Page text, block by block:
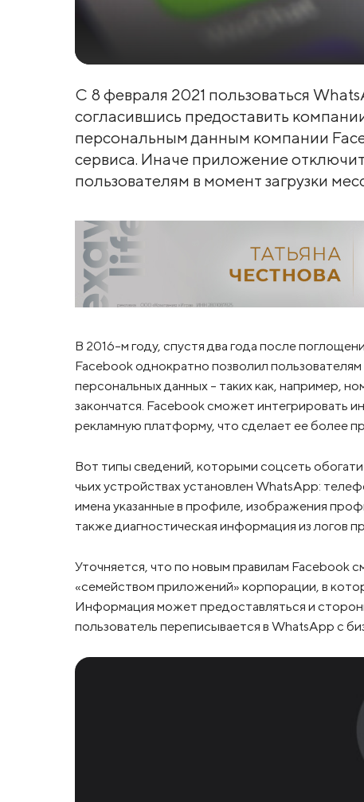
С 8 февраля 2021 пользоваться
согласившись предоставить
персональным данным компании
сервиса. Иначе приложение
пользователям в момент загрузки
В 2016-м году, спустя два года после
Facebook однократно позволил
персональных данных – таких как, например,
закончатся. Facebook сможет интегрировать
рекламную платформу, что сделает ее более
Вот типы сведений, которыми соцсеть
чьих устройствах установлен WhatsApp:
имена указанные в профиле, изображения
также диагностическая информация из логов
Уточняется, что по новым правилам Facebook
«семейством приложений» корпорации, в
Информация может предоставляться и
пользователь переписывается в WhatsApp с